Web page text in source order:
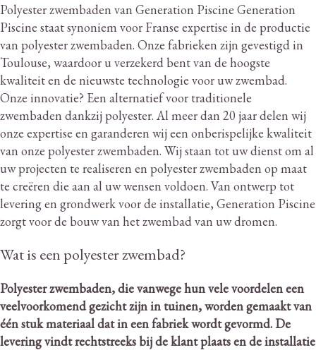
Polyester zwembaden van Generation Piscine Generation
Piscine staat synoniem voor Franse expertise in de productie
van polyester zwembaden. Onze fabrieken zijn gevestigd in
Toulouse, waardoor u verzekerd bent van de hoogste
kwaliteit en de nieuwste technologie voor uw zwembad.
Onze innovatie? Een alternatief voor traditionele
zwembaden dankzij polyester. Al meer dan 20 jaar delen wij
onze expertise en garanderen wij een onberispelijke kwaliteit
van onze polyester zwembaden. Wij staan ​​tot uw dienst om al
uw projecten te realiseren en polyester zwembaden op maat
te creëren die aan al uw wensen voldoen. Van ontwerp tot
levering en grondwerk voor de installatie, Generation Piscine
zorgt voor de bouw van het zwembad van uw dromen.
Wat is een polyester zwembad?
Polyester zwembaden, die vanwege hun vele voordelen een
veelvoorkomend gezicht zijn in tuinen, worden gemaakt van
één stuk materiaal dat in een fabriek wordt gevormd. De
levering vindt rechtstreeks bij de klant plaats en de installatie